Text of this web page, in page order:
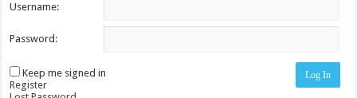
Username:
Password:
Keep me signed in Log In
Register